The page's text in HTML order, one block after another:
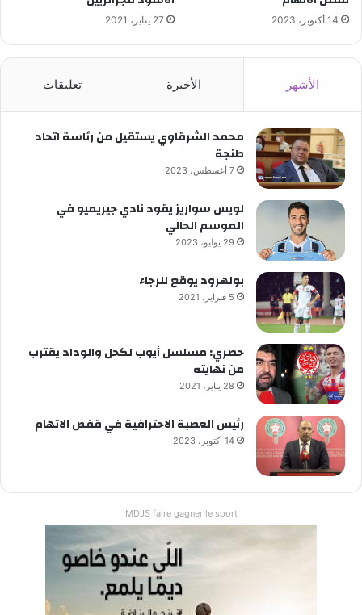
14 أكتوبر، 2023 27 يناير، 2021
الأشهر الأخيرة تعليقات
محمد الشرقاوي يستقيل من رئاسة اتحاد
طنجة
7 أغسطس، 2023
لويس سواريز يقود نادي جيريميو في
الموسم الحالي
29 يوليو، 2023
بولهرود يوقع للرجاء
5 فبراير، 2021
حصري: مسلسل أيوب لكحل والوداد يقترب
من نهايته
28 يناير، 2021
رئيس العصبة الاحترافية في قفص الاتهام
14 أكتوبر، 2023
MDJS faire gagner le sport